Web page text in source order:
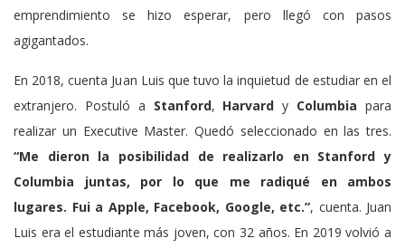
emprendimiento se hizo esperar, pero llegó con pasos
agigantados.
En 2018, cuenta Juan Luis que tuvo la inquietud de estudiar en el
extranjero. Postuló a Stanford, Harvard y Columbia para
realizar un Executive Master. Quedó seleccionado en las tres.
“Me dieron la posibilidad de realizarlo en Stanford y
Columbia juntas, por lo que me radiqué en ambos
lugares. Fui a Apple, Facebook, Google, etc.”, cuenta. Juan
Luis era el estudiante más joven, con 32 años. En 2019 volvió a